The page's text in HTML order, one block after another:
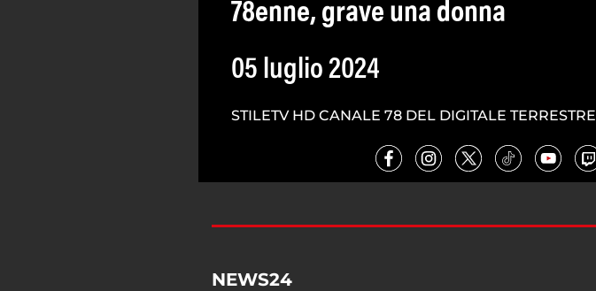
78enne, grave una donna
05 luglio 2024
STILETV HD CANALE 78 DEL DIGITALE TERRESTRE
NEWS24